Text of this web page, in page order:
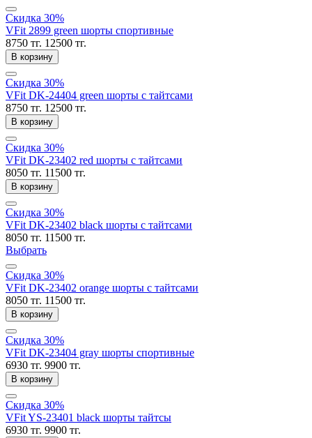
Скидка 30%
VFit 2899 green шорты спортивные
8750 тг. 12500 тг.
В корзину
Скидка 30%
VFit DK-24404 green шорты с тайтсами
8750 тг. 12500 тг.
В корзину
Скидка 30%
VFit DK-23402 red шорты с тайтсами
8050 тг. 11500 тг.
В корзину
Скидка 30%
VFit DK-23402 black шорты с тайтсами
8050 тг. 11500 тг.
Выбрать
Скидка 30%
VFit DK-23402 orange шорты с тайтсами
8050 тг. 11500 тг.
В корзину
Скидка 30%
VFit DK-23404 gray шорты спортивные
6930 тг. 9900 тг.
В корзину
Скидка 30%
VFit YS-23401 black шорты тайтсы
6930 тг. 9900 тг.